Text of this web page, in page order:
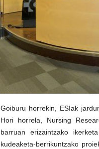
Goiburu horrekin, ESIak
Hori horrela, Nursing
barruan erizaintzako
kudeaketa-berrikuntzako